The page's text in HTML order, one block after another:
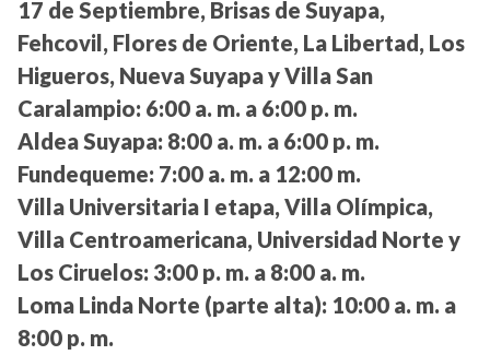
17 de Septiembre, Brisas de Suyapa,
Fehcovil, Flores de Oriente, La Libertad, Los
Higueros, Nueva Suyapa y Villa San
Caralampio: 6:00 a. m. a 6:00 p. m.
Aldea Suyapa: 8:00 a. m. a 6:00 p. m.
Fundequeme: 7:00 a. m. a 12:00 m.
Villa Universitaria I etapa, Villa Olímpica,
Villa Centroamericana, Universidad Norte y
Los Ciruelos: 3:00 p. m. a 8:00 a. m.
Loma Linda Norte (parte alta): 10:00 a. m. a
8:00 p. m.